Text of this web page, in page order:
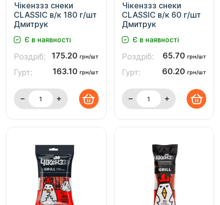
Чікенззз снеки
CLASSIC в/к 180 г/шт
Дмитрук
Є в наявності
Роздріб: 175.20 грн/шт
Гурт: 163.10 грн/шт
Чікенззз снеки
CLASSIC в/к 60 г/шт
Дмитрук
Є в наявності
Роздріб: 65.70 грн/шт
Гурт: 60.20 грн/шт